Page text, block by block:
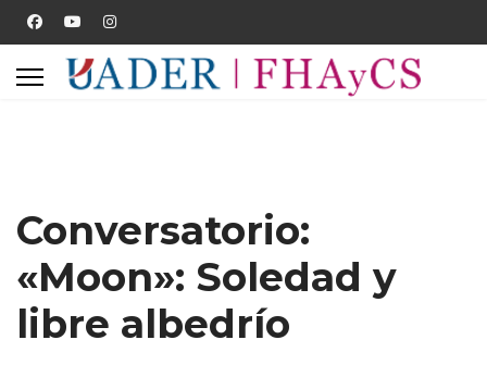
Conversatorio:
«Moon»: Soledad y
libre albedrío